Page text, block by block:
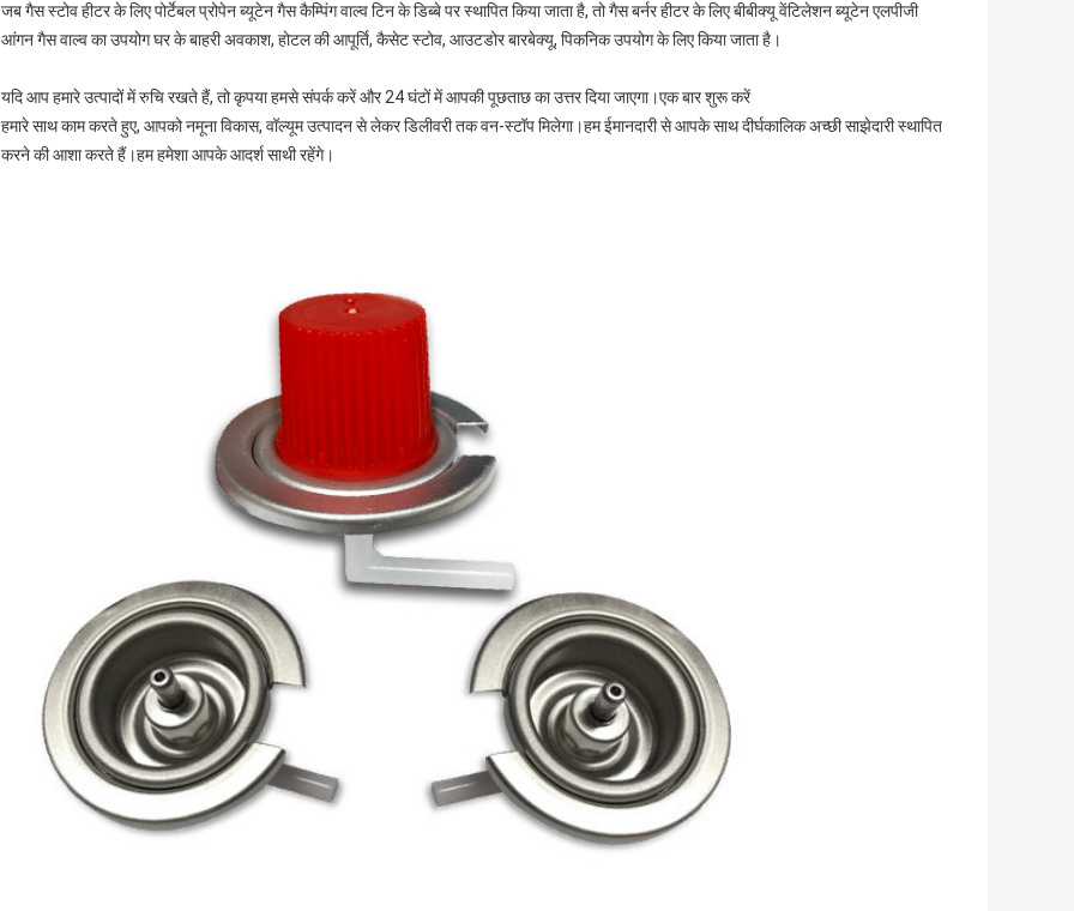
जब गैस स्टोव हीटर के लिए पोर्टेबल प्रोपेन ब्यूटेन गैस कैम्पिंग वाल्व टिन के डिब्बे पर स्थापित किया जाता है, तो गैस बर्नर हीटर के लिए बीबीक्यू वेंटिलेशन ब्यूटेन एलपीजी
आंगन गैस वाल्व का उपयोग घर के बाहरी अवकाश, होटल की आपूर्ति, कैसेट स्टोव, आउटडोर बारबेक्यू, पिकनिक उपयोग के लिए किया जाता है।
यदि आप हमारे उत्पादों में रुचि रखते हैं, तो कृपया हमसे संपर्क करें और 24 घंटों में आपकी पूछताछ का उत्तर दिया जाएगा।एक बार शुरू करें
हमारे साथ काम करते हुए, आपको नमूना विकास, वॉल्यूम उत्पादन से लेकर डिलीवरी तक वन-स्टॉप मिलेगा।हम ईमानदारी से आपके साथ दीर्घकालिक अच्छी साझेदारी स्थापित
करने की आशा करते हैं।हम हमेशा आपके आदर्श साथी रहेंगे।